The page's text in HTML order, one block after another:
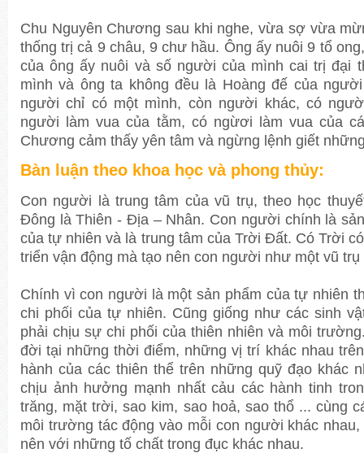
Chu Nguyên Chương sau khi nghe, vừa sợ vừa
thống trị cả 9 châu, 9 chư hầu. Ông ấy nuôi 9 tổ
của ông ấy nuôi và số người của mình cai trị đại
mình và ông ta không đều là Hoàng đế của
người chỉ có một mình, còn người khác, có
người làm vua của tằm, có ngừơi làm vua của
Chương cảm thấy yên tâm và ngừng lệnh giết
Bàn luận theo khoa học và phong thủy:
Con người là trung tâm của vũ trụ, theo học
Đông là Thiên - Địa – Nhân. Con người chính là
của tự nhiên và là trung tâm của Trời Đất. Có Trời
triển vận động mà tạo nên con người như một vũ trụ
Chính vì con người là một sản phẩm của tự nhiên
chi phối của tự nhiên. Cũng giống như các sinh
phải chịu sự chi phối của thiên nhiên và môi
đời tại những thời điểm, những vị trí khác nhau
hành của các thiên thể trên những quỹ đạo khác
chịu ảnh hưởng mạnh nhất cảu các hành tinh
trăng, mặt trời, sao kim, sao hoả, sao thổ ... cùng
môi trường tác động vào mỗi con người khác
nên với những tố chất trong đục khác nhau.